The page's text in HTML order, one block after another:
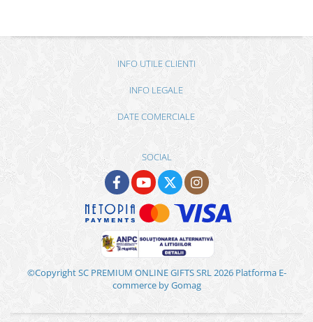
INFO UTILE CLIENTI
INFO LEGALE
DATE COMERCIALE
SOCIAL
©Copyright SC PREMIUM ONLINE GIFTS SRL 2026 Platforma E-
commerce by Gomag